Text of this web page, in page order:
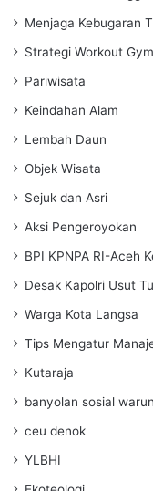
Menjaga Kebugaran
Strategi Workout Gym
Pariwisata
Keindahan Alam
Lembah Daun
Objek Wisata
Sejuk dan Asri
Aksi Pengeroyokan
BPI KPNPA RI-Aceh
Desak Kapolri Usut
Warga Kota Langsa
Tips Mengatur
Kutaraja
banyolan sosial
ceu denok
YLBHI